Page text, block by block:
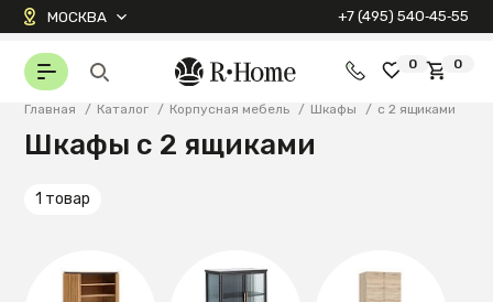
МОСКВА +7 (495) 540‑45‑55
0 0
Главная / Каталог / Корпусная мебель / Шкафы / с 2 ящиками
Шкафы с 2 ящиками
1 товар